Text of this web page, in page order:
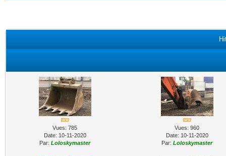
Vues: 785
Date: 10-11-2020
Par: Loloskymaster
Vues: 960
Date: 10-11-2020
Par: Loloskymaster